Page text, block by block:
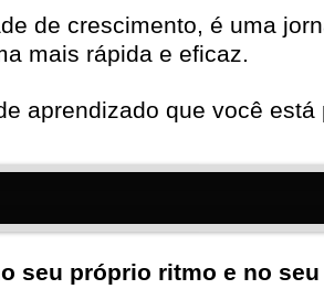
de crescimento, é uma
mais rápida e eficaz.
aprendizado que você
seu próprio ritmo e no